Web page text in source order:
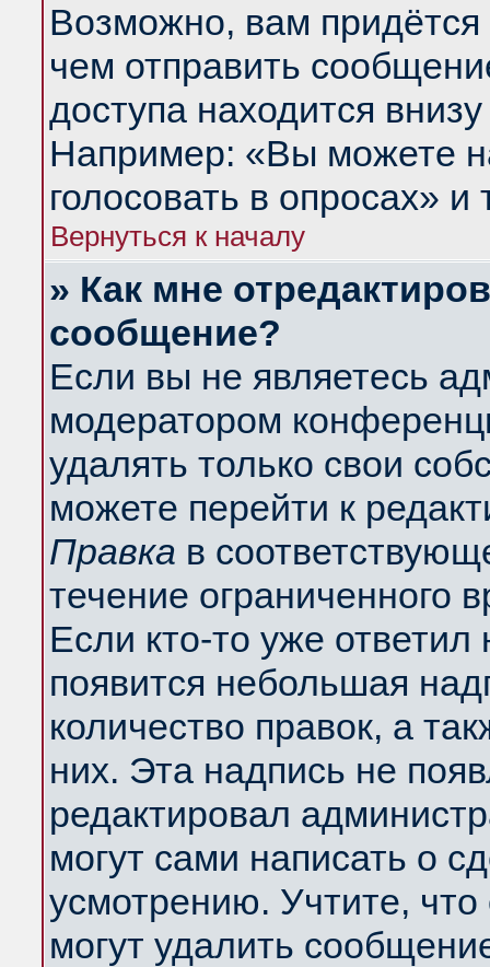
Возможно, вам придётся
чем отправить
доступа находится
Например: «Вы можете
голосовать в опросах» и
Вернуться к началу
» Как мне
сообщение?
Если вы не являетесь
модератором
удалять только свои
можете перейти к
Правка в
течение ограниченного
Если кто-то уже
появится небольшая
количество правок, а
них. Эта надпись не
редактировал
могут сами написать о
усмотрению. Учтите,
могут удалить